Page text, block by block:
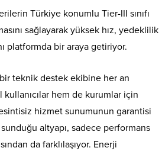
Türkiye konumlu Tier-III sınıfı
sağlayarak yüksek hız, yedeklilik
platformda bir araya getiriyor.
bir teknik destek ekibine her an
hem de kurumlar için
hizmet sunumunun garantisi
altyapı, sadece performans
da farklılaşıyor. Enerji